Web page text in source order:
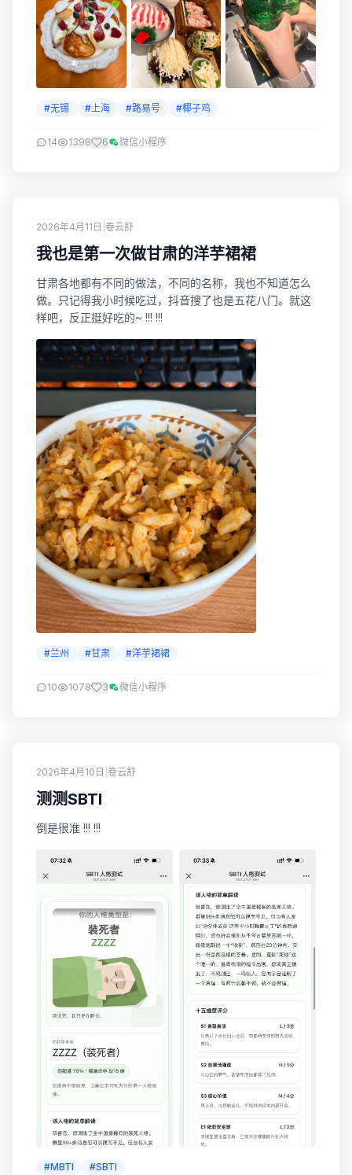
#无锡 #上海 #路易号 #椰子鸡
14 1398 6 微信小程序
2026年4月11日 卷云舒
我也是第一次做甘肃的洋芋裙裙
甘肃各地都有不同的做法，不同的名称，我也不知道怎么
做。只记得我小时候吃过，抖音搜了也是五花八门。就这
样吧，反正挺好吃的~ !!! !!!
#兰州 #甘肃 #洋芋裙裙
10 1078 3 微信小程序
2026年4月10日 卷云舒
测测SBTI
倒是很准 !!! !!!
#MBTI #SBTI